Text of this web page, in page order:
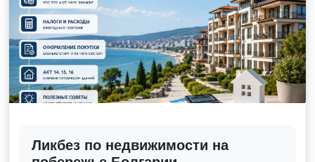
Ликбез по недвижимости на